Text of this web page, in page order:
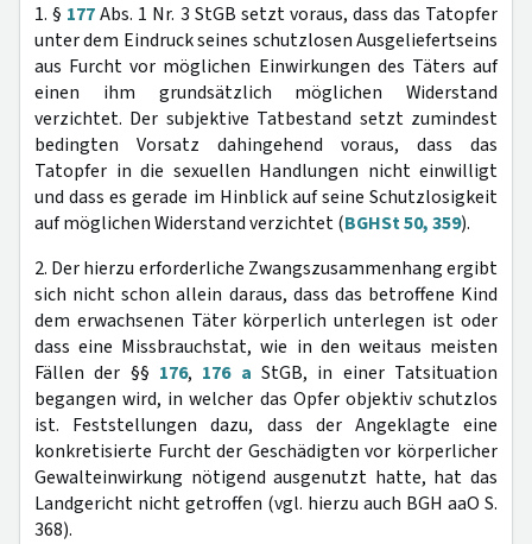
1. § 177Abs. 1 Nr. 3 StGB setzt voraus, dass das Tatopfer
unter dem Eindruck seines schutzlosen Ausgeliefertseins
aus Furcht vor möglichen Einwirkungen des Täters auf
einen ihm grundsätzlich möglichen Widerstand
verzichtet. Der subjektive Tatbestand setzt zumindest
bedingten Vorsatz dahingehend voraus, dass das
Tatopfer in die sexuellen Handlungen nicht einwilligt
und dass es gerade im Hinblick auf seine Schutzlosigkeit
auf möglichen Widerstand verzichtet (BGHSt 50, 359).
2. Der hierzu erforderliche Zwangszusammenhang ergibt
sich nicht schon allein daraus, dass das betroffene Kind
dem erwachsenen Täter körperlich unterlegen ist oder
dass eine Missbrauchstat, wie in den weitaus meisten
Fällen der §§ 176, 176 a StGB, in einer Tatsituation
begangen wird, in welcher das Opfer objektiv schutzlos
ist. Feststellungen dazu, dass der Angeklagte eine
konkretisierte Furcht der Geschädigten vor körperlicher
Gewalteinwirkung nötigend ausgenutzt hatte, hat das
Landgericht nicht getroffen (vgl. hierzu auch BGH aaO S.
368).